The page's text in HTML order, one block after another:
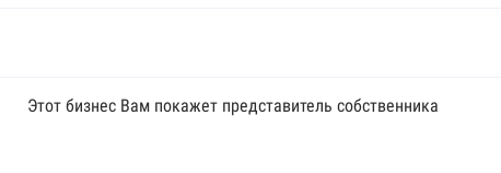
Этот бизнес Вам покажет представитель собственника